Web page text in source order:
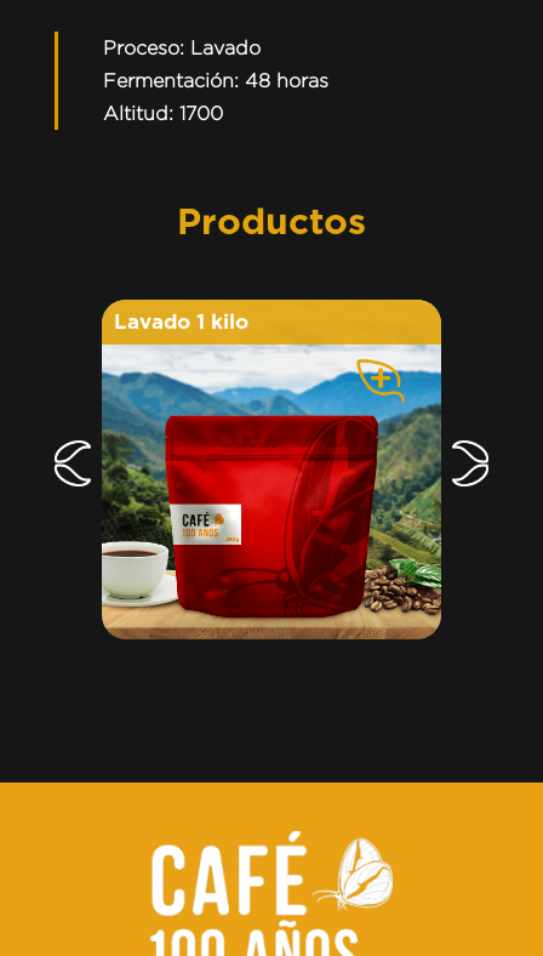
Proceso: Lavado
Fermentación: 48 horas
Altitud: 1700
Productos
Lavado 1 kilo